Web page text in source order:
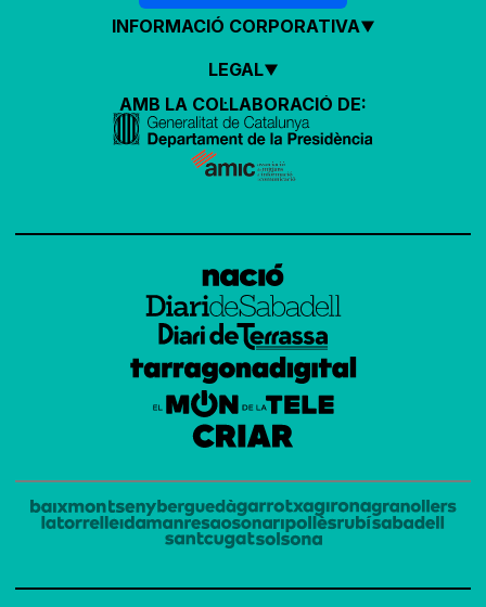
INFORMACIÓ CORPORATIVA
LEGAL
AMB LA COL·LABORACIÓ DE: